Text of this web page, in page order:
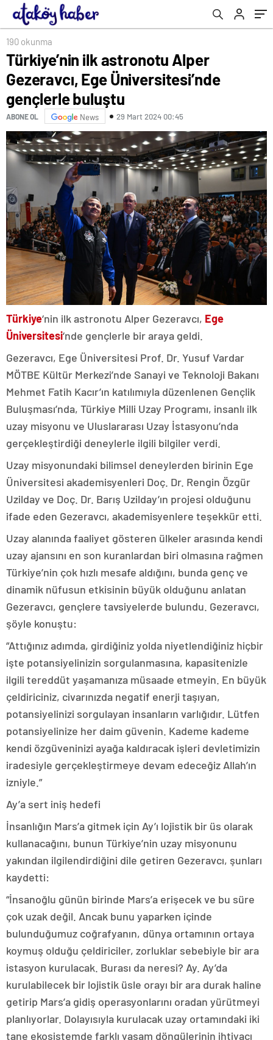
190 okunma
Türkiye’nin ilk astronotu Alper
Gezeravcı, Ege Üniversitesi’nde
gençlerle buluştu
ABONE OL News 29 Mart 2024 00:45
Türkiye‘nin ilk astronotu Alper Gezeravcı, Ege
Üniversitesi‘nde gençlerle bir araya geldi.
Gezeravcı, Ege Üniversitesi Prof. Dr. Yusuf Vardar
MÖTBE Kültür Merkezi’nde Sanayi ve Teknoloji Bakanı
Mehmet Fatih Kacır’ın katılımıyla düzenlenen Gençlik
Buluşması’nda, Türkiye Milli Uzay Programı, insanlı ilk
uzay misyonu ve Uluslararası Uzay İstasyonu’nda
gerçekleştirdiği deneylerle ilgili bilgiler verdi.
Uzay misyonundaki bilimsel deneylerden birinin Ege
Üniversitesi akademisyenleri Doç. Dr. Rengin Özgür
Uzilday ve Doç. Dr. Barış Uzilday’ın projesi olduğunu
ifade eden Gezeravcı, akademisyenlere teşekkür etti.
Uzay alanında faaliyet gösteren ülkeler arasında kendi
uzay ajansını en son kuranlardan biri olmasına rağmen
Türkiye’nin çok hızlı mesafe aldığını, bunda genç ve
dinamik nüfusun etkisinin büyük olduğunu anlatan
Gezeravcı, gençlere tavsiyelerde bulundu. Gezeravcı,
şöyle konuştu:
“Attığınız adımda, girdiğiniz yolda niyetlendiğiniz hiçbir
işte potansiyelinizin sorgulanmasına, kapasitenizle
ilgili tereddüt yaşamanıza müsaade etmeyin. En büyük
çeldiriciniz, civarınızda negatif enerji taşıyan,
potansiyelinizi sorgulayan insanların varlığıdır. Lütfen
potansiyelinize her daim güvenin. Kademe kademe
kendi özgüveninizi ayağa kaldıracak işleri devletimizin
iradesiyle gerçekleştirmeye devam edeceğiz Allah’ın
izniyle.”
Ay’a sert iniş hedefi
İnsanlığın Mars’a gitmek için Ay’ı lojistik bir üs olarak
kullanacağını, bunun Türkiye’nin uzay misyonunu
yakından ilgilendirdiğini dile getiren Gezeravcı, şunları
kaydetti:
“İnsanoğlu günün birinde Mars’a erişecek ve bu süre
çok uzak değil. Ancak bunu yaparken içinde
bulunduğumuz coğrafyanın, dünya ortamının ortaya
koymuş olduğu çeldiriciler, zorluklar sebebiyle bir ara
istasyon kurulacak. Burası da neresi? Ay. Ay’da
kurulabilecek bir lojistik üsle orayı bir ara durak haline
getirip Mars’a gidiş operasyonlarını oradan yürütmeyi
planlıyorlar. Dolayısıyla kurulacak uzay ortamındaki iki
tane ekosistemde farklı yaşam döngülerinin ihtiyacı